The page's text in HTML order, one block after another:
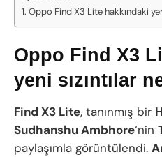
Oppo Find X3 Lite hakkındaki
Oppo Find X3
yeni sızıntılar
Find X3 Lite, tanınmış bir
Sudhanshu Ambhore‘nin
paylaşımla görüntülendi.